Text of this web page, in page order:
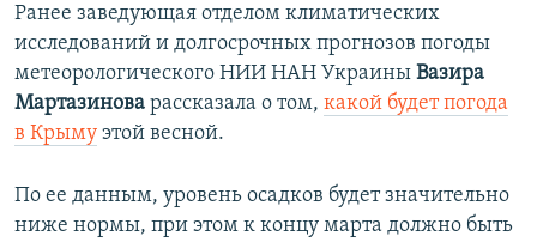
Ранее заведующая отделом климатических
исследований и долгосрочных прогнозов погоды
метеорологического НИИ НАН Украины Вазира
Мартазинова рассказала о том, какой будет погода
в Крыму этой весной.
По ее данным, уровень осадков будет значительно
ниже нормы, при этом к концу марта должно быть